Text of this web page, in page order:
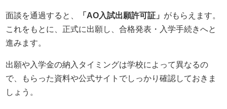
面談を通過すると、 「AO入試出願許可証」 がもらえます。
これをもとに、正式に出願し、合格発表・入学手続きへと
進みます。
出願や入学金の納入タイミングは学校によって異なるの
で、もらった資料や公式サイトでしっかり確認しておきま
しょう。